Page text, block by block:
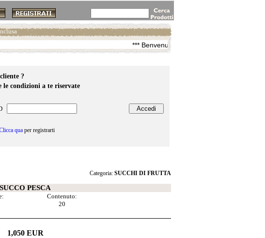
*** Benvenuti su Zoppis.com ***
?
condizioni a te riservate
qua per registrarti
Categoria: SUCCHI DI FRUTTA
SUCCO PESCA
Contenuto:
20
1,050 EUR